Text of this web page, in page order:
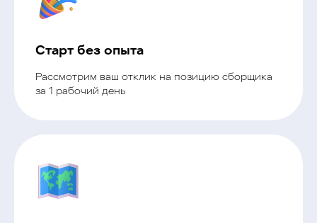
Старт без опыта
Рассмотрим ваш отклик на позицию сборщика
за 1 рабочий день